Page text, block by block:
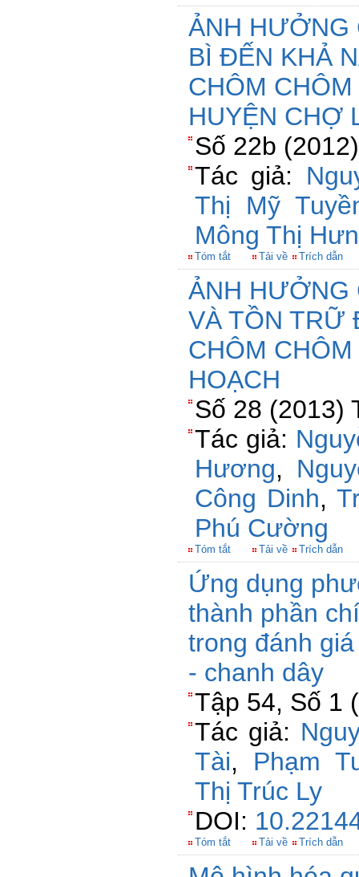
ẢNH HƯỞNG
BÌ ĐẾN KHẢ
CHÔM
HUYỆN CHỢ
Số 22b
Tác giả:
Thị Mỹ
Mông Thị
Tóm tắt Tải về Trích dẫn
ẢNH HƯỞNG
VÀ TỒN TRỮ
CHÔM
HOẠCH
Số 28 (2013)
Tác giả:
Hương,
Công Dinh,
Phú Cường
Tóm tắt Tải về Trích dẫn
Ứng dụng
thành phần
trong đánh
- chanh dây
Tập 54, Số 1
Tác giả:
Tài, Phạm
Thị Trúc Ly
DOI:
Tóm tắt Tải về Trích dẫn